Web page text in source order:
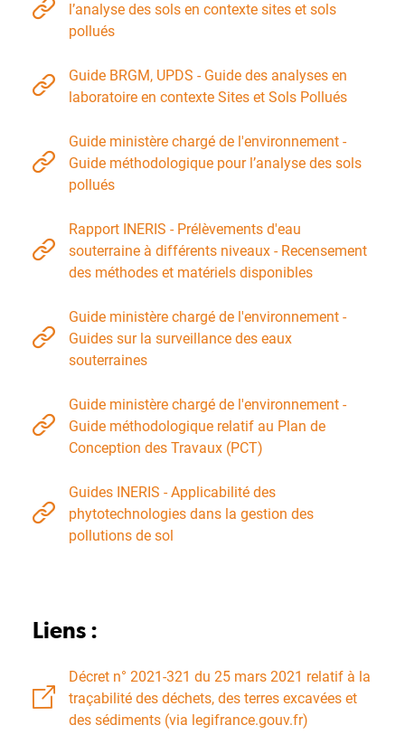
l’analyse des sols en contexte sites et sols
pollués
Guide BRGM, UPDS - Guide des analyses en
laboratoire en contexte Sites et Sols Pollués
Guide ministère chargé de l'environnement -
Guide méthodologique pour l’analyse des sols
pollués
Rapport INERIS - Prélèvements d'eau
souterraine à différents niveaux - Recensement
des méthodes et matériels disponibles
Guide ministère chargé de l'environnement -
Guides sur la surveillance des eaux
souterraines
Guide ministère chargé de l'environnement -
Guide méthodologique relatif au Plan de
Conception des Travaux (PCT)
Guides INERIS - Applicabilité des
phytotechnologies dans la gestion des
pollutions de sol
Liens :
Décret n° 2021-321 du 25 mars 2021 relatif à la
traçabilité des déchets, des terres excavées et
des sédiments (via legifrance.gouv.fr)